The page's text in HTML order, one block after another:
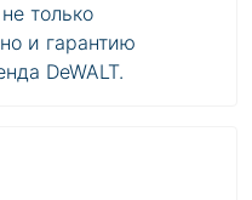
только
и гарантию
DeWALT.